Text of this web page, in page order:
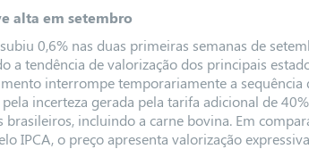
alta em setembro
0,6% nas duas primeiras semanas de
a tendência de valorização dos principais
interrompe temporariamente a sequência
incerteza gerada pela tarifa adicional de
incluindo a carne bovina. Em
IPCA, o preço apresenta valorização